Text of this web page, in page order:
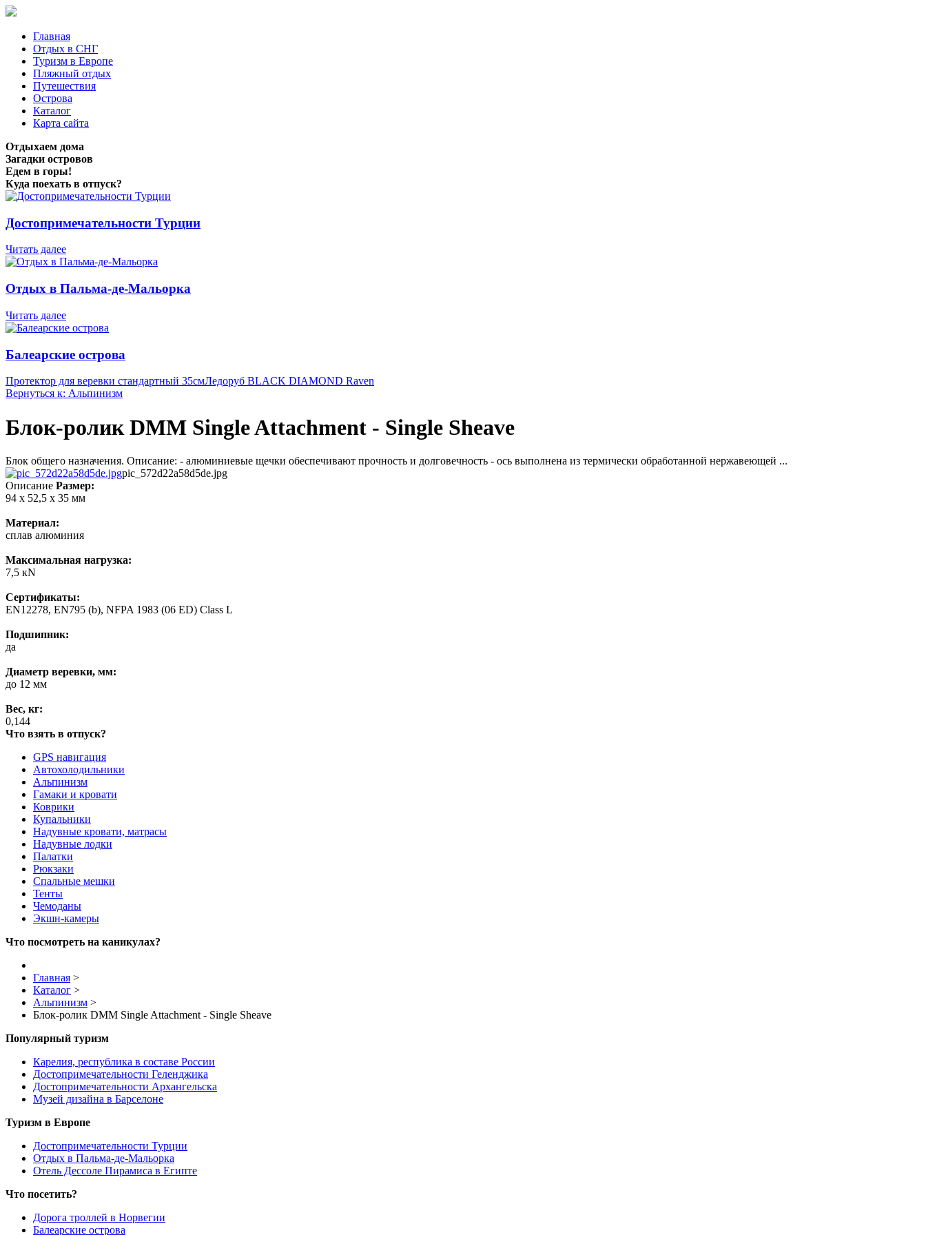
Главная
Отдых в СНГ
Туризм в Европе
Пляжный отдых
Путешествия
Острова
Каталог
Карта сайта
Отдыхаем дома
Загадки островов
Едем в горы!
Куда поехать в отпуск?
Достопримечательности Турции
Читать далее
Отдых в Пальма-де-Мальорка
Читать далее
Балеарские острова
Протектор для веревки стандартный 35смЛедоруб BLACK DIAMOND Raven
Вернуться к: Альпинизм
Блок-ролик DMM Single Attachment - Single Sheave
Блок общего назначения. Описание: - алюминиевые щечки обеспечивают прочность и долговечность - ось выполнена из термически обработанной нержавеющей ...
pic_572d22a58d5de.jpg
Описание Размер:
94 х 52,5 х 35 мм
Материал:
сплав алюминия
Максимальная нагрузка:
7,5 кN
Сертификаты:
EN12278, EN795 (b), NFPA 1983 (06 ED) Class L
Подшипник:
да
Диаметр веревки, мм:
до 12 мм
Вес, кг:
0,144
Что взять в отпуск?
GPS навигация
Автохолодильники
Альпинизм
Гамаки и кровати
Коврики
Купальники
Надувные кровати, матрасы
Надувные лодки
Палатки
Рюкзаки
Спальные мешки
Тенты
Чемоданы
Экшн-камеры
Что посмотреть на каникулах?
Главная >
Каталог >
Альпинизм >
Блок-ролик DMM Single Attachment - Single Sheave
Популярный туризм
Карелия, республика в составе России
Достопримечательности Геленджика
Достопримечательности Архангельска
Музей дизайна в Барселоне
Туризм в Европе
Достопримечательности Турции
Отдых в Пальма-де-Мальорка
Отель Дессоле Пирамиса в Египте
Что посетить?
Дорога троллей в Норвегии
Балеарские острова